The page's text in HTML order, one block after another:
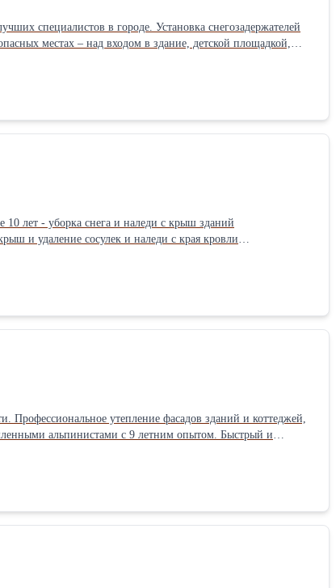
специалистов в городе. Установка снегозадержателей
местах – над входом в здание, детской площадкой,
на крыше балкона должен сопровождаться
с допусками к высотным работам. Стоимость работ
лет - уборка снега и наледи с крыш зданий
и удаление сосулек и наледи с края кровли
высотные работы, соблюдение нормативных правил и
выезд промышленных альпинистов на объект.
утепление фасадов зданий и коттеджей,
альпинистами с 9 летним опытом. Быстрый и
вашей проблемы,
дома и производственные помещения с 2012г.!
осмотра места работы. Утепление стен снаружи